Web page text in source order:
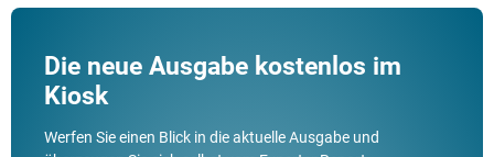
Die neue Ausgabe kostenlos im
Kiosk
Werfen Sie einen Blick in die aktuelle Ausgabe und